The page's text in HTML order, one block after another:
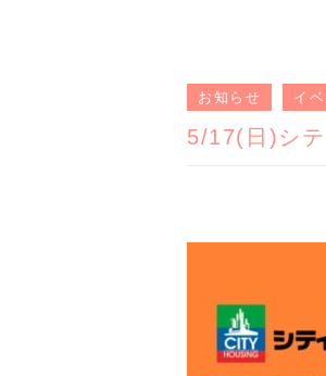
お知らせ イ
5/17(日)シ